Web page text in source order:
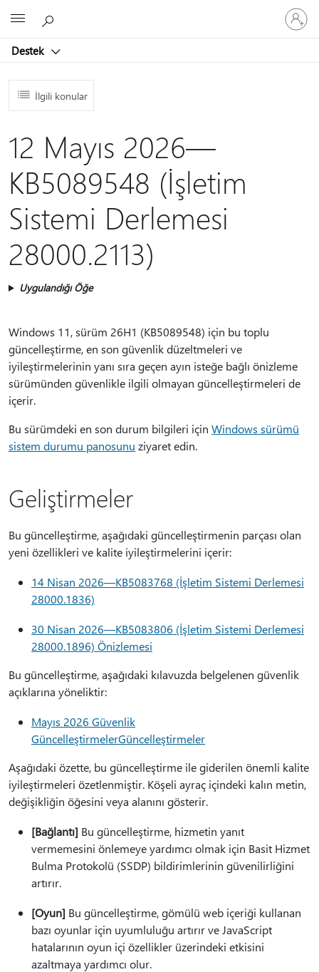
Destek
oturum
açın
İlgili konular
12 Mayıs 2026—
KB5089548 (İşletim
Sistemi Derlemesi
28000.2113)
Uygulandığı Öğe
Windows 11, sürüm 26H1 (KB5089548) için bu toplu
güncelleştirme, en son güvenlik düzeltmeleri ve
iyileştirmelerinin yanı sıra geçen ayın isteğe bağlı önizleme
sürümünden güvenlikle ilgili olmayan güncelleştirmeleri de
içerir.
Bu sürümdeki en son durum bilgileri için Windows sürümü
sistem durumu panosunu ziyaret edin.
Geliştirmeler
Bu güncelleştirme, aşağıdaki güncelleştirmenin parçası olan
yeni özellikleri ve kalite iyileştirmelerini içerir:
14 Nisan 2026—KB5083768 (İşletim Sistemi Derlemesi
28000.1836)
30 Nisan 2026—KB5083806 (İşletim Sistemi Derlemesi
28000.1896) Önizlemesi
Bu güncelleştirme, aşağıdaki kılavuzda belgelenen güvenlik
açıklarına yöneliktir:
Mayıs 2026 Güvenlik
GüncelleştirmelerGüncelleştirmeler
Aşağıdaki özette, bu güncelleştirme ile giderilen önemli kalite
iyileştirmeleri özetlenmiştir. Köşeli ayraç içindeki kalın metin,
değişikliğin öğesini veya alanını gösterir.
[Bağlantı] Bu güncelleştirme, hizmetin yanıt
vermemesini önlemeye yardımcı olmak için Basit Hizmet
Bulma Protokolü (SSDP) bildirimlerinin güvenilirliğini
artırır.
[Oyun] Bu güncelleştirme, gömülü web içeriği kullanan
bazı oyunlar için uyumluluğu artırır ve JavaScript
hatalarının oyun içi özellikler üzerindeki etkisini
azaltmaya yardımcı olur.